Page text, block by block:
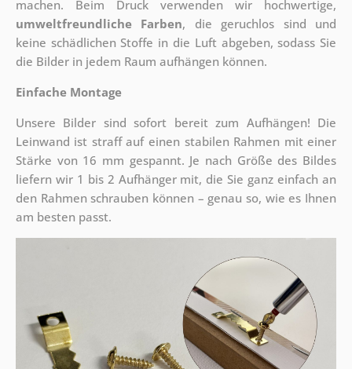
machen. Beim Druck verwenden wir hochwertige,
umweltfreundliche Farben, die geruchlos sind und
keine schädlichen Stoffe in die Luft abgeben, sodass Sie
die Bilder in jedem Raum aufhängen können.
Einfache Montage
Unsere Bilder sind sofort bereit zum Aufhängen! Die
Leinwand ist straff auf einen stabilen Rahmen mit einer
Stärke von 16 mm gespannt. Je nach Größe des Bildes
liefern wir 1 bis 2 Aufhänger mit, die Sie ganz einfach an
den Rahmen schrauben können – genau so, wie es Ihnen
am besten passt.